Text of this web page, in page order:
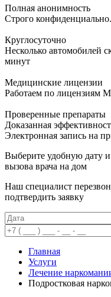
Полная анонимность
Строго
Круглосуточно
Несколько автомобилей
минут
Медицинские лицензии
Работаем по лицензиям
Проверенные препараты
Доказанная
Электронная запись на
Выберите удобную дату
вызова врача на дом
Наш специалист
подтвердить заявку
Главная
Услуги
Лечение
Подростковая